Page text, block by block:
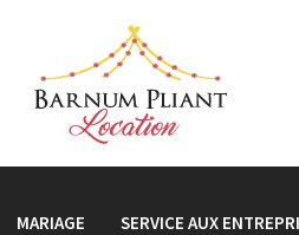
MARIAGE SERVICE AUX